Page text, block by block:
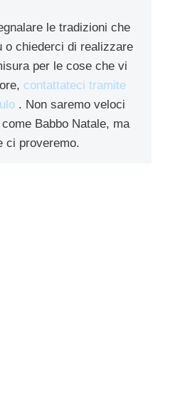
le tradizioni che
o chiederci di realizzare
per le cose che vi
contattateci tramite
. Non saremo veloci
Babbo Natale, ma
ci proveremo.